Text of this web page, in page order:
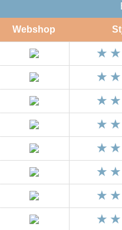
Webshop